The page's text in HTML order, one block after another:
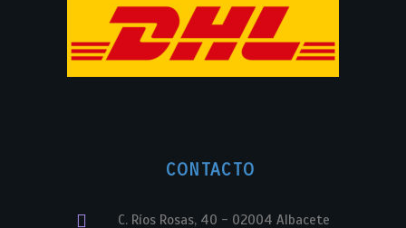
CONTACTO
C. Ríos Rosas, 40 - 02004 Albacete